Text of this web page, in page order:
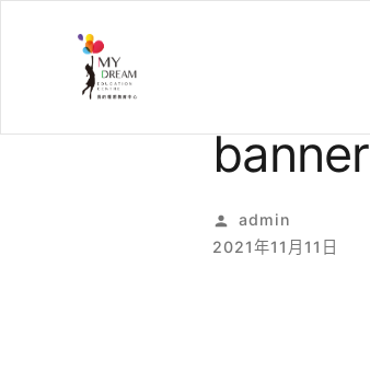
banner
Posted
by
admin
2021年11月11日